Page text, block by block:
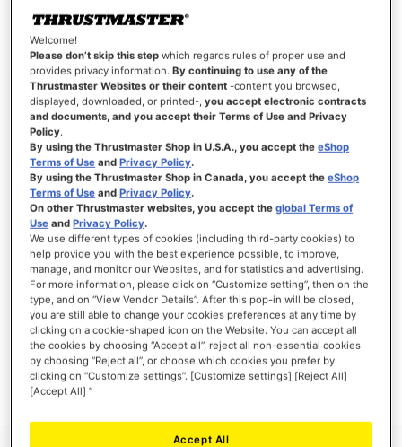
Afficher le mot de passe
SE CONNECTER
Mot de passe oublié ?
NOUVEAUX CLIENTS
Créer un compte a de nombreux avantages : commander plus rapidement, enregistrer
plusieurs adresses, suivre vos commandes et plus encore.
CRÉER UN COMPTE
Welcome!
Please don’t skip this step which regards rules of proper use and
provides privacy information.By continuing to use any of the
Thrustmaster Websites or their content -content you browsed,
displayed, downloaded, or printed-,you accept electronic contracts
and documents, and you accept their Terms of Use and Privacy
Policy.
By using the Thrustmaster Shop in U.S.A., you accept theeShop
Terms of Use andPrivacy Policy.
By using the Thrustmaster Shop in Canada, you accept theeShop
Terms of Use andPrivacy Policy.
On other Thrustmaster websites, you accept theglobal Terms of
Use andPrivacy Policy.
We use different types of cookies (including third-party cookies) to
help provide you with the best experience possible, to improve,
manage, and monitor our Websites, and for statistics and advertising.
For more information, please click on “Customize setting”, then on the
type, and on “View Vendor Details”. After this pop-in will be closed,
you are still able to change your cookies preferences at any time by
clicking on a cookie-shaped icon on the Website. You can accept all
the cookies by choosing “Accept all”, reject all non-essential cookies
by choosing “Reject all”, or choose which cookies you prefer by
clicking on “Customize settings”. [Customize settings] [Reject All]
[Accept All] ”
Accept All